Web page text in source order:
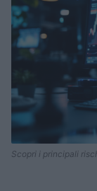
Scopri i principali